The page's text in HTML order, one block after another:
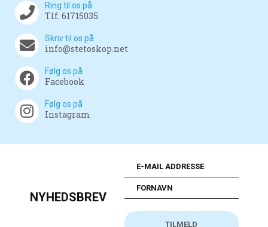
Ring til os på
Tlf. 61715035
Skriv til os på
info@stetoskop.net
Følg os på
Facebook
Følg os på
Instagram
NYHEDSBREV